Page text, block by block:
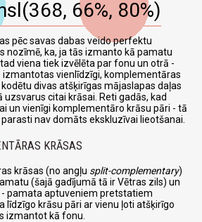
66%, 80%)
pēc savas dabas veido perfektu
nozīmē, ka, ja tās izmanto kā pamatu
viena tiek izvēlēta par fonu un otrā -
izmantotas vienlīdzīgi, komplementāras
divas atšķirīgas mājaslapas daļas
citai krāsai. Reti gadās, kad
un vienīgi komplementāro krāsu pāri - tā
nav domāts ekskluzīvai lieotšanai.
KRĀSAS
krāsas (no angļu split-complementary)
(šajā gadījumā tā ir Vētras zils) un
pamata aptuveniem pretstatiem
līdzīgo krāsu pāri ar vienu ļoti atšķirīgo
izmantot kā fonu.